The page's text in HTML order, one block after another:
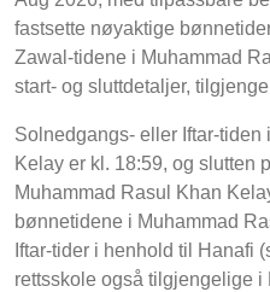
fastsette nøyaktige
Zawal-tidene i Muhammad
start- og sluttdetaljer,
Solnedgangs- eller Iftar-
Kelay er kl. 18:59, og slutten
Muhammad Rasul Khan
bønnetidene i Muhammad
Iftar-tider i henhold til Hanafi
rettsskole også tilgjengelige